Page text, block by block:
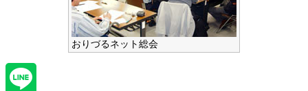
おりづるネット総会